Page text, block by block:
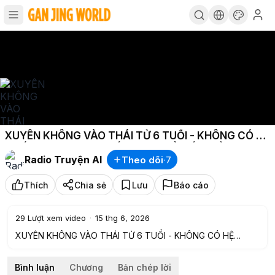
XUYÊN KHÔNG VÀO THÁI TỬ 6 TUỔI - KHÔNG CÓ HỆ
THỐNG PHẢI DÙNG KIẾN THỨC ĐỂ KIẾM TIỀN VÀ
THẾ LỰC P64
Radio Truyện AI Theo dõi·7
Thích Chia sẻ Lưu Báo cáo
29 Lượt xem video · 15 thg 6, 2026
XUYÊN KHÔNG VÀO THÁI TỬ 6 TUỔI - KHÔNG CÓ HỆ
P64
Bình luận Chương Bản chép lời